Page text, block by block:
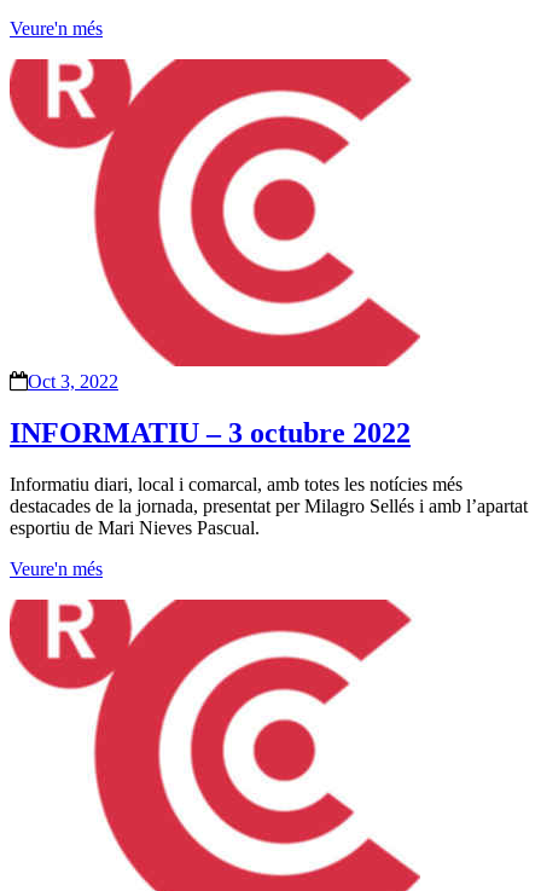
Veure'n més
Oct 3, 2022
INFORMATIU – 3 octubre 2022
Informatiu diari, local i comarcal, amb totes les notícies més
destacades de la jornada, presentat per Milagro Sellés i amb l’apartat
esportiu de Mari Nieves Pascual.
Veure'n més